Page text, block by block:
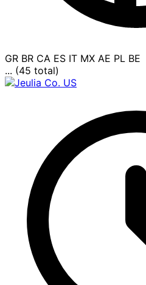
GR BR CA ES IT MX AE PL BE
... (45 total)